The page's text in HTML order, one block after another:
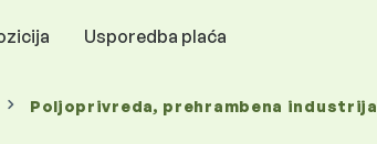
Usporedba plaća
Poljoprivreda, prehrambena industrija